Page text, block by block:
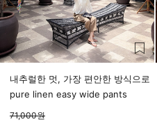
내추럴한 멋, 가장 편안한 방식으로
pure linen easy wide pants
71,000원